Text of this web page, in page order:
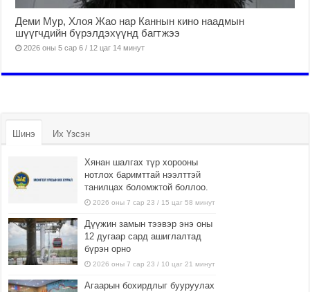
Деми Мур, Хлоя Жао нар Каннын кино наадмын
шүүгчдийн бүрэлдэхүүнд багтжээ
2026 оны 5 сар 6 / 12 цаг 14 минут
Шинэ Их Үзсэн
Хянан шалгах түр хорооны
нотлох баримттай нээлттэй
танилцах боломжтой боллоо.
2026 оны 7 сар 23 / 15 цаг 58 минут
Дүүжин замын тээвэр энэ оны
12 дугаар сард ашиглалтад
бүрэн орно
2026 оны 7 сар 23 / 10 цаг 21 минут
Агаарын бохирдлыг бууруулах